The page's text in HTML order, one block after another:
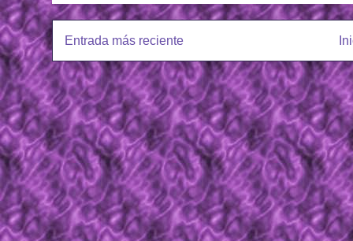
Entrada más reciente